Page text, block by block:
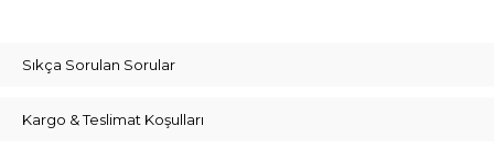
Sıkça Sorulan Sorular
Kargo & Teslimat Koşulları